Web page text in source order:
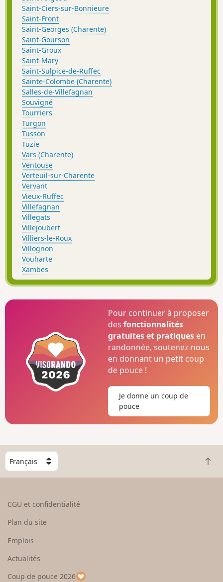
Saint-Ciers-sur-Bonnieure
Saint-Front
Saint-Georges (Charente)
Saint-Gourson
Saint-Groux
Saint-Mary
Saint-Sulpice-de-Ruffec
Sainte-Colombe (Charente)
Salles-de-Villefagnan
Souvigné
Tourriers
Turgon
Tusson
Tuzie
Vars (Charente)
Ventouse
Verteuil-sur-Charente
Vervant
Vieux-Ruffec
Villefagnan
Villegats
Villejoubert
Villiers-le-Roux
Villognon
Vouharte
Xambes
Pour continuer à proposer
desfonctionnalités
gratuites et pratiques en
randonnée, soutenez-nous
en donnant un petit coup
de pouce !
Je donne un coup de
pouce
C
h
o
e
u
R
e
CGU et confidentialité
Plan du site
Emplois
Actualités
Coup de pouce 2026